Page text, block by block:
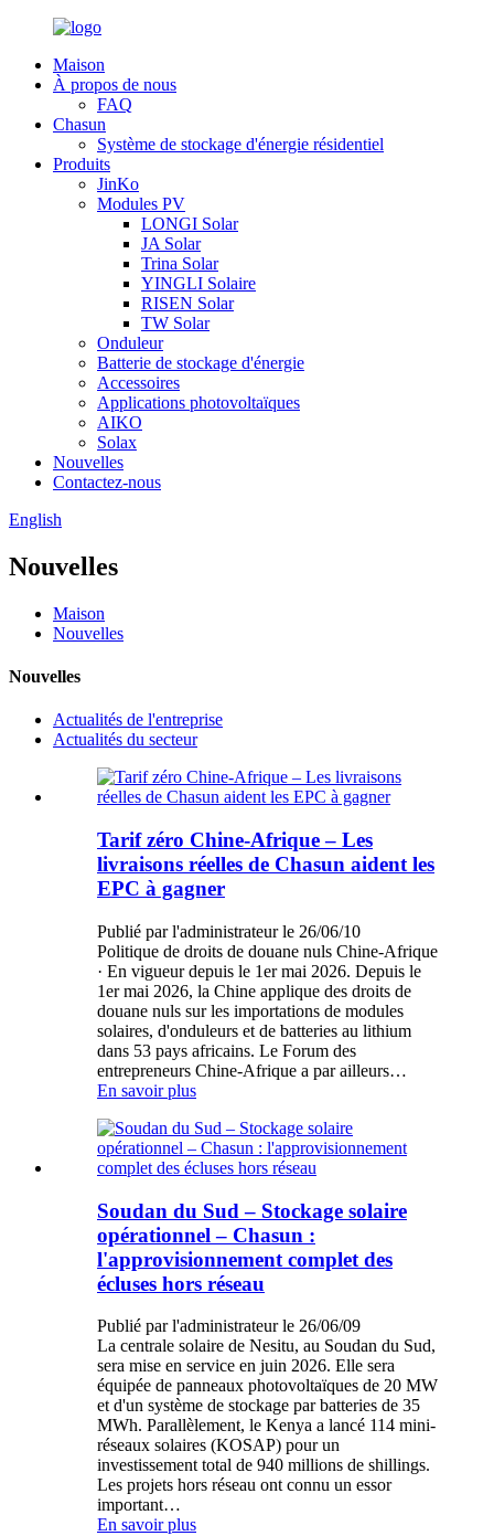
Maison
À propos de nous
FAQ
Chasun
Système de stockage d'énergie résidentiel
Produits
JinKo
Modules PV
LONGI Solar
JA Solar
Trina Solar
YINGLI Solaire
RISEN Solar
TW Solar
Onduleur
Batterie de stockage d'énergie
Accessoires
Applications photovoltaïques
AIKO
Solax
Nouvelles
Contactez-nous
English
Nouvelles
Maison
Nouvelles
Nouvelles
Actualités de l'entreprise
Actualités du secteur
Tarif zéro Chine-Afrique – Les
livraisons réelles de Chasun aident les
EPC à gagner
Publié par l'administrateur le 26/06/10
Politique de droits de douane nuls Chine-Afrique
· En vigueur depuis le 1er mai 2026. Depuis le
1er mai 2026, la Chine applique des droits de
douane nuls sur les importations de modules
solaires, d'onduleurs et de batteries au lithium
dans 53 pays africains. Le Forum des
entrepreneurs Chine-Afrique a par ailleurs…
En savoir plus
Soudan du Sud – Stockage solaire
opérationnel – Chasun :
l'approvisionnement complet des
écluses hors réseau
Publié par l'administrateur le 26/06/09
La centrale solaire de Nesitu, au Soudan du Sud,
sera mise en service en juin 2026. Elle sera
équipée de panneaux photovoltaïques de 20 MW
et d'un système de stockage par batteries de 35
MWh. Parallèlement, le Kenya a lancé 114 mini-
réseaux solaires (KOSAP) pour un
investissement total de 940 millions de shillings.
Les projets hors réseau ont connu un essor
important…
En savoir plus